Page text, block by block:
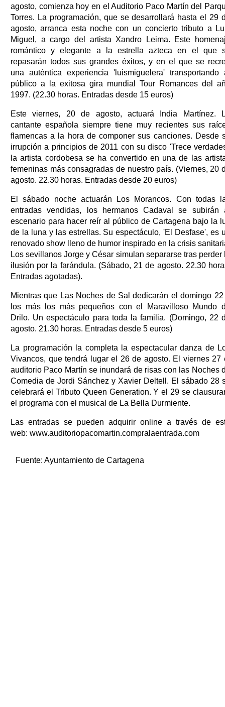
agosto, comienza hoy en el Auditorio Paco Martín del
Torres. La programación, que se desarrollará hasta el 29
agosto, arranca esta noche con un concierto tributo a
Miguel, a cargo del artista Xandro Leima. Este
romántico y elegante a la estrella azteca en el que
repasarán todos sus grandes éxitos, y en el que se
una auténtica experiencia 'luismiguelera' transportando
público a la exitosa gira mundial Tour Romances del
1997. (22.30 horas. Entradas desde 15 euros)
Este viernes, 20 de agosto, actuará India Martínez.
cantante española siempre tiene muy recientes sus
flamencas a la hora de componer sus canciones. Desde
irrupción a principios de 2011 con su disco 'Trece
la artista cordobesa se ha convertido en una de las
femeninas más consagradas de nuestro país. (Viernes, 20
agosto. 22.30 horas. Entradas desde 20 euros)
El sábado noche actuarán Los Morancos. Con todas
entradas vendidas, los hermanos Cadaval se subirán
escenario para hacer reír al público de Cartagena bajo la
de la luna y las estrellas. Su espectáculo, 'El Desfase', es
renovado show lleno de humor inspirado en la crisis
Los sevillanos Jorge y César simulan separarse tras perder
ilusión por la farándula. (Sábado, 21 de agosto. 22.30
Entradas agotadas).
Mientras que Las Noches de Sal dedicarán el domingo
los más los más pequeños con el Maravilloso Mundo
Drilo. Un espectáculo para toda la familia. (Domingo, 22
agosto. 21.30 horas. Entradas desde 5 euros)
La programación la completa la espectacular danza de
Vivancos, que tendrá lugar el 26 de agosto. El viernes 27
auditorio Paco Martín se inundará de risas con las Noches
Comedia de Jordi Sánchez y Xavier Deltell. El sábado 28
celebrará el Tributo Queen Generation. Y el 29 se
el programa con el musical de La Bella Durmiente.
Las entradas se pueden adquirir online a través de
web: www.auditoriopacomartin.compralaentrada.com
Fuente: Ayuntamiento de Cartagena